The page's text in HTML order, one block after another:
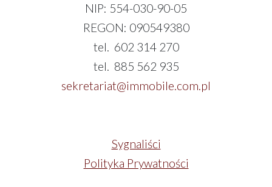
NIP: 554-030-90-05
REGON: 090549380
tel. 602 314 270
tel. 885 562 935
sekretariat@immobile.com.pl
Sygnaliści
Polityka Prywatności